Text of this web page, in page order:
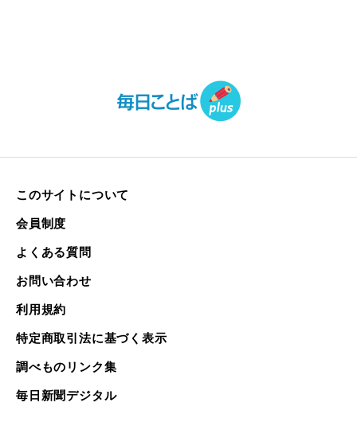
このサイトについて
会員制度
よくある質問
お問い合わせ
利用規約
特定商取引法に基づく表示
調べものリンク集
毎日新聞デジタル